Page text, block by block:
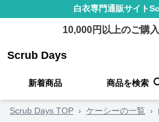
白衣専門通販サイト
10,000円以上のご購
Scrub Days
新着商品 商品を検索
Scrub Days TOP › ケーシーの一覧 ›